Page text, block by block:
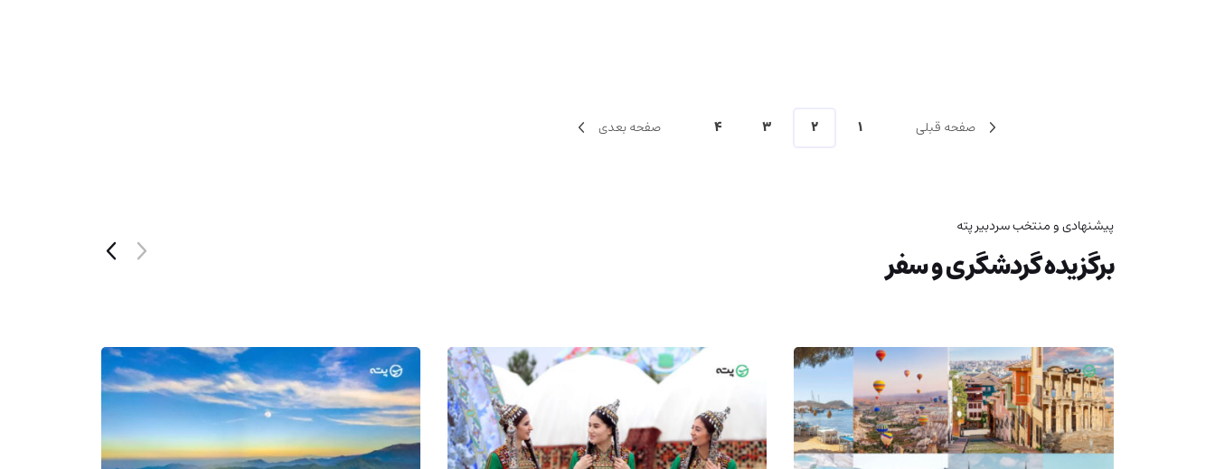
صفحه قبلی 1
2
3
4 صفحه بعدی
پیشنهادی و منتخب سردبیر پته
برگزیده گردشگری و سفر